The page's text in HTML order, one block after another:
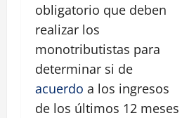
obligatorio que deben
realizar los
monotributistas para
determinar si de
acuerdo a los ingresos
de los últimos 12 meses